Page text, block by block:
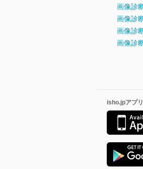
画像診
画像診
画像診
画像診
isho.jpアプリ